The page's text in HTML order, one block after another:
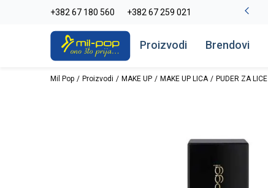
+382 67 180 560 +382 67 259 021
-20% na kompletan asortiman Pogledaj više
Proizvodi Brendovi
Mil Pop Proizvodi MAKE UP MAKE UP LICA PUDER ZA LICE